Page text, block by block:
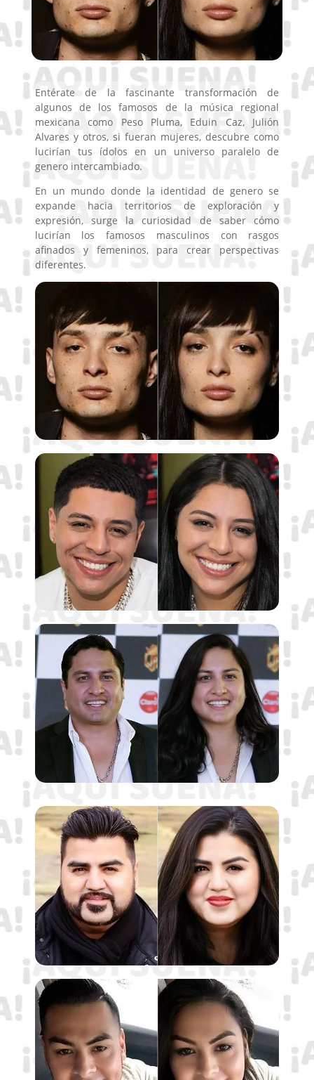
Entérate de la fascinante transformación de
algunos de los famosos de la música regional
mexicana como Peso Pluma, Eduin Caz, Julión
Alvares y otros, si fueran mujeres, descubre como
lucirían tus ídolos en un universo paralelo de
genero intercambiado.
En un mundo donde la identidad de genero se
expande hacia territorios de exploración y
expresión, surge la curiosidad de saber cómo
lucirían los famosos masculinos con rasgos
afinados y femeninos, para crear perspectivas
diferentes.